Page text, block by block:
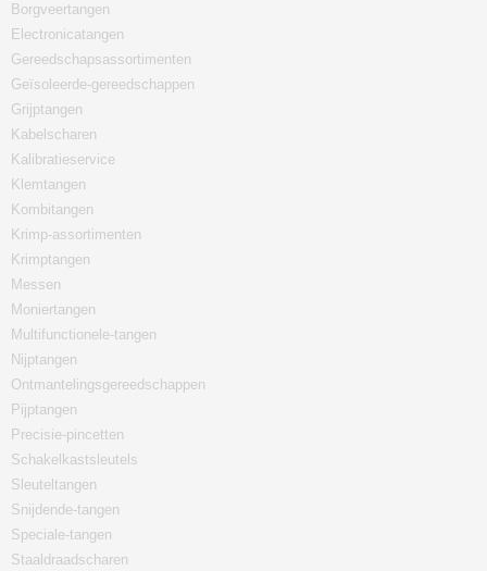
Borgveertangen
Electronicatangen
Gereedschapsassortimenten
Geïsoleerde-gereedschappen
Grijptangen
Kabelscharen
Kalibratieservice
Klemtangen
Kombitangen
Krimp-assortimenten
Krimptangen
Messen
Moniertangen
Multifunctionele-tangen
Nijptangen
Ontmantelingsgereedschappen
Pijptangen
Precisie-pincetten
Schakelkastsleutels
Sleuteltangen
Snijdende-tangen
Speciale-tangen
Staaldraadscharen